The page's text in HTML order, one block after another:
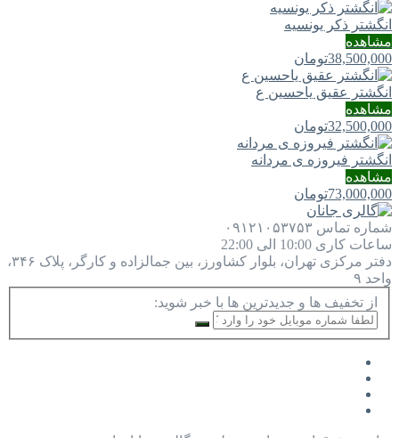
انگشتر ذکر یونسیه
مشاهده
38,500,000تومان
انگشتر عقیق یاحسین ع
مشاهده
32,500,000تومان
انگشتر فیروزه ی مردانه
مشاهده
73,000,000تومان
شماره تماس ۰۹۱۲۱۰۵۳۷۵۳
ساعات کاری 10:00 الی 22:00
دفتر مرکزی
تهران، بلوار کشاورز، بین جمالزاده و کارگر، پلاک ۳۴۶،
واحد ۹
از تخفیف ها و جدیدترین ها با خبر شوید: